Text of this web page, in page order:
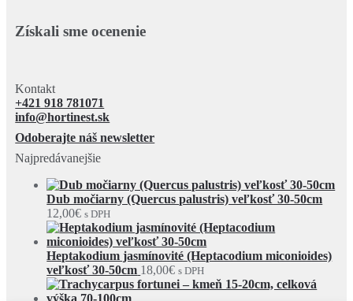
Získali sme ocenenie
Kontakt
+421 918 781071
info@hortinest.sk
Odoberajte náš newsletter
Najpredávanejšie
Dub močiarny (Quercus palustris) veľkosť 30-50cm
12,00€ s DPH
Heptakodium jasmínovité (Heptacodium miconioides)
veľkosť 30-50cm 18,00€ s DPH